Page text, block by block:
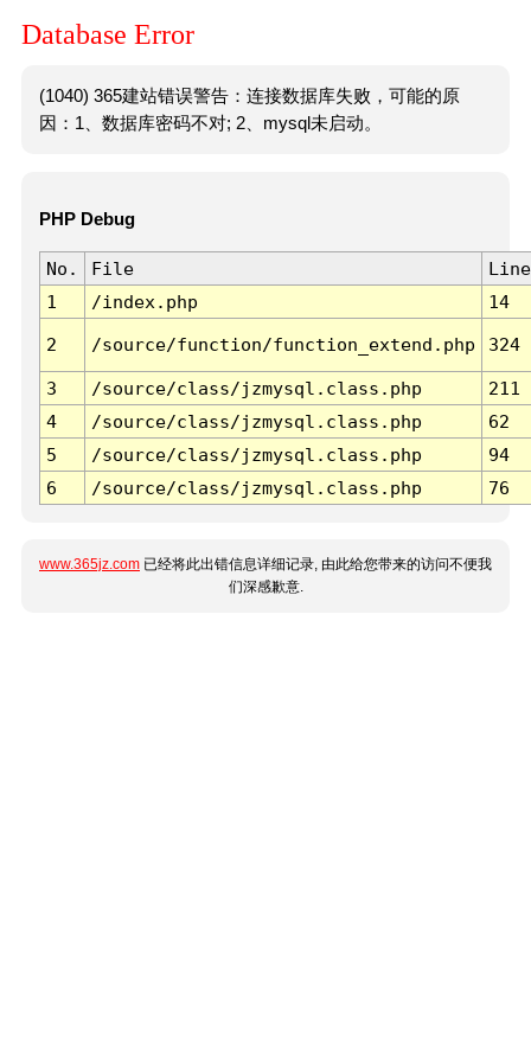
Database Error
(1040) 365建站错误警告：连接数据库失败，可能的原
因：1、数据库密码不对; 2、mysql未启动。
PHP Debug
No. File
Line
1
/index.php 14
2 /source/function/function_extend.php 324
3 /source/class/jzmysql.class.php
211
4
/source/class/jzmysql.class.php
62
5
/source/class/jzmysql.class.php
94
6
/source/class/jzmysql.class.php 76
www.365jz.com 已经将此出错信息详细记录, 由此给您带来的访问不便我
们深感歉意.